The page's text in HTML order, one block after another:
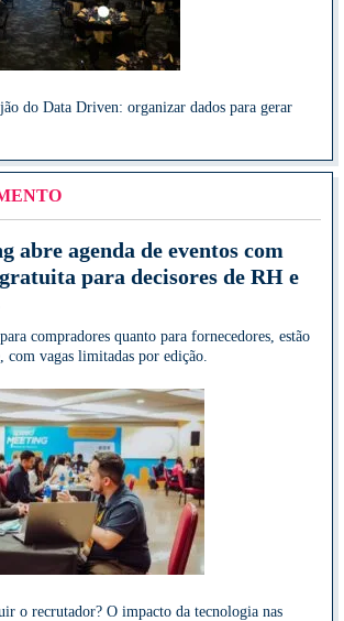
do Data Driven: organizar dados para gerar
abre agenda de eventos com
para decisores de RH e
compradores quanto para fornecedores, estão
com vagas limitadas por edição.
o recrutador? O impacto da tecnologia nas